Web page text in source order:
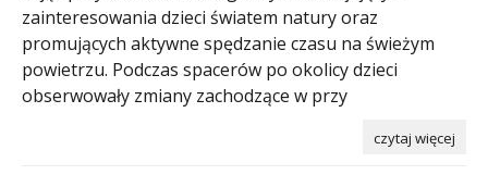
zainteresowania dzieci światem natury oraz
promujących aktywne spędzanie czasu na świeżym
powietrzu. Podczas spacerów po okolicy dzieci
obserwowały zmiany zachodzące w przy
czytaj więcej